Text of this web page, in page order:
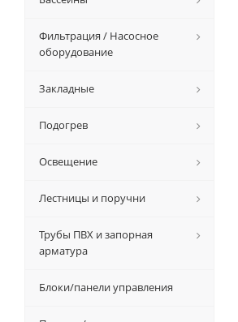
Фильтрация / Насосное
оборудование
Закладные
Подогрев
Освещение
Лестницы и поручни
Трубы ПВХ и запорная
арматура
Блоки/панели управления